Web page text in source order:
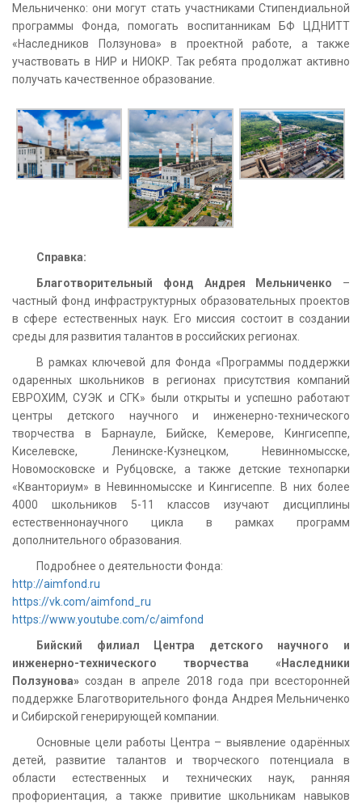
Мельниченко: они могут стать участниками Стипендиальной
программы Фонда, помогать воспитанникам БФ ЦДНИТТ
«Наследников Ползунова» в проектной работе, а также
участвовать в НИР и НИОКР. Так ребята продолжат активно
получать качественное образование.
Справка:
Благотворительный фонд Андрея Мельниченко –
частный фонд инфраструктурных образовательных проектов
в сфере естественных наук. Его миссия состоит в создании
среды для развития талантов в российских регионах.
В рамках ключевой для Фонда «Программы поддержки
одаренных школьников в регионах присутствия компаний
ЕВРОХИМ, СУЭК и СГК» были открыты и успешно работают
центры детского научного и инженерно-технического
творчества в Барнауле, Бийске, Кемерове, Кингисеппе,
Киселевске, Ленинске-Кузнецком, Невинномысске,
Новомосковске и Рубцовске, а также детские технопарки
«Кванториум» в Невинномысске и Кингисеппе. В них более
4000 школьников 5-11 классов изучают дисциплины
естественнонаучного цикла в рамках программ
дополнительного образования.
Подробнее о деятельности Фонда:
http://aimfond.ru
https://vk.com/aimfond_ru
https://www.youtube.com/c/aimfond
Бийский филиал Центра детского научного и
инженерно-технического творчества «Наследники
Ползунова» создан в апреле 2018 года при всесторонней
поддержке Благотворительного фонда Андрея Мельниченко
и Сибирской генерирующей компании.
Основные цели работы Центра – выявление одарённых
детей, развитие талантов и творческого потенциала в
области естественных и технических наук, ранняя
профориентация, а также привитие школьникам навыков